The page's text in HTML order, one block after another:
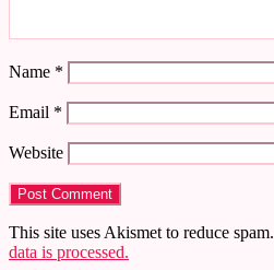
Name *
Email *
Website
This site uses Akismet to reduce spam.
data is processed.